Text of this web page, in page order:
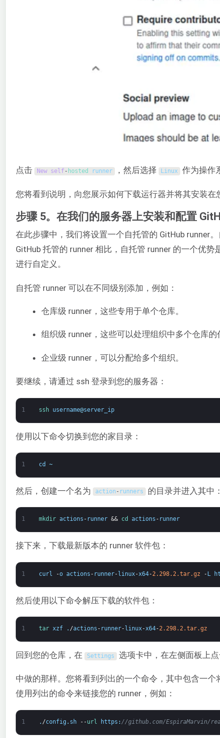
点击 New self - hosted runner ，然后选择 Linux 作为操作
您将看到说明，向您展示如何下载运行器并将其安装在
步骤 5。在我们的服务器上安装和配置
在此步骤中，我们将设置一个自托管的 GitHub runner
GitHub 托管的 runner 相比，自托管 runner 的一个优
进行自定义。
自托管 runner 可以在不同级别添加，例如：
仓库级 runner，这些专用于单个仓库。
组织级 runner，这些可以处理组织中多个仓库的
企业级 runner，可以分配给多个组织。
要继续，请通过 ssh 登录到您的服务器：
1 ssh username@server_ip
使用以下命令切换到您的家目录：
1 cd ~
然后，创建一个名为 action - runners 的目录并进入其中
1 mkdir actions - runner && cd actions - runner
接下来，下载最新版本的 runner 软件包：
1 curl -o actions - runner-linux-x64-2.298.2.tar.gz -L
然后使用以下命令解压下载的软件包：
1 tar xzf . /actions - runner- linux-x64-2.298.2.tar.gz
回到您的仓库，在 Settings 选项卡中，在左侧面板上
中做的那样。您将看到列出的一个命令，其中包含一
使用列出的命令来链接您的 runner，例如：
1 . /config . sh --url https : //github.com/EspiraMarvin/